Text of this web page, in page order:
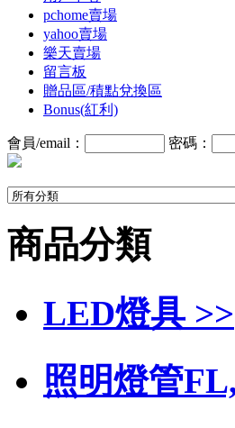
pchome賣場
yahoo賣場
樂天賣場
留言板
贈品區/積點兌換區
Bonus(紅利)
會員/email： 密碼：
商品分類
LED燈具 >>
照明燈管